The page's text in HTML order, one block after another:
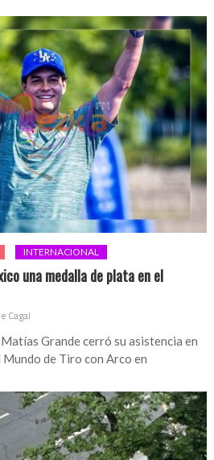
INTERNACIONAL
una medalla de plata en el
Cagal
Grande cerró su asistencia en
Mundo de Tiro con Arco en